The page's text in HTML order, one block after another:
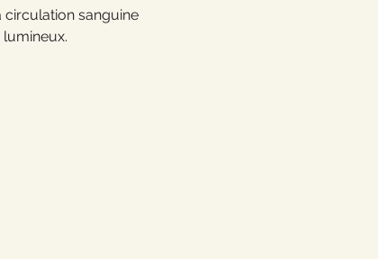
circulation sanguine